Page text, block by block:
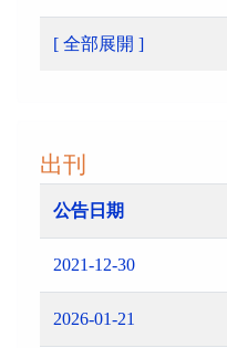
[ 全部展開 ]
出刊
公告日期
2021-12-30
2026-01-21